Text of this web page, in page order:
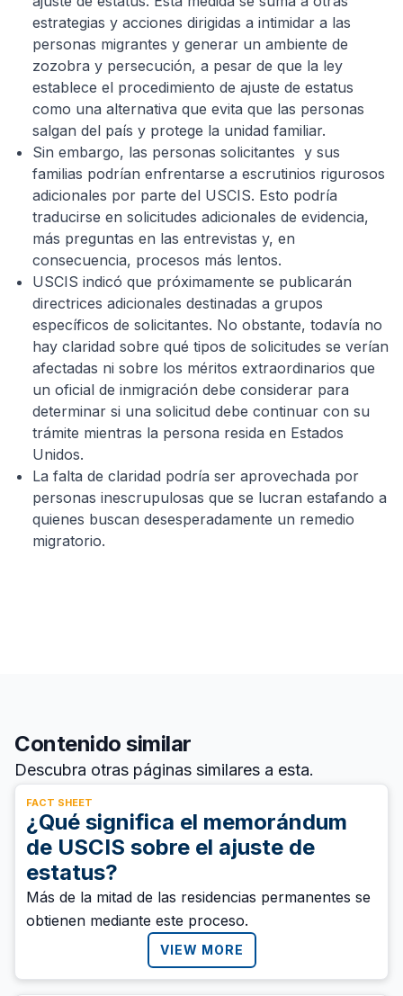
estrategias y acciones dirigidas a intimidar a las
personas migrantes y generar un ambiente de
zozobra y persecución, a pesar de que la ley
establece el procedimiento de ajuste de estatus
como una alternativa que evita que las personas
salgan del país y protege la unidad familiar.
Sin embargo, las personas solicitantes y sus
familias podrían enfrentarse a escrutinios rigurosos
adicionales por parte del USCIS. Esto podría
traducirse en solicitudes adicionales de evidencia,
más preguntas en las entrevistas y, en
consecuencia, procesos más lentos.
USCIS indicó que próximamente se publicarán
directrices adicionales destinadas a grupos
específicos de solicitantes. No obstante, todavía no
hay claridad sobre qué tipos de solicitudes se verían
afectadas ni sobre los méritos extraordinarios que
un oficial de inmigración debe considerar para
determinar si una solicitud debe continuar con su
trámite mientras la persona resida en Estados
Unidos.
La falta de claridad podría ser aprovechada por
personas inescrupulosas que se lucran estafando a
quienes buscan desesperadamente un remedio
migratorio.
Contenido similar
Descubra otras páginas similares a esta.
FACT SHEET
¿Qué significa el memorándum
de USCIS sobre el ajuste de
estatus?
Más de la mitad de las residencias permanentes se
obtienen mediante este proceso.
VIEW MORE